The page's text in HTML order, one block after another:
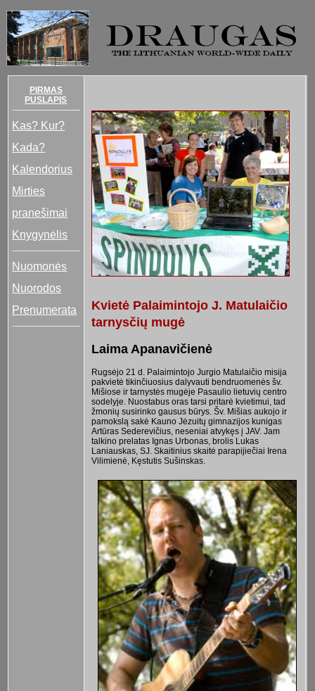
PIRMAS
PUSLAPIS
Kas? Kur?
Kada?
Kalendorius
Mirties
pranešimai
Knygynėlis
Nuomonės
Nuorodos
Prenumerata
Kvietė Palaimintojo J. Matulaičio
tarnysčių mugė
Laima Apanavičienė
Rugsėjo 21 d. Palaimintojo Jurgio Matulaičio misija
pakvietė tikinčiuosius dalyvauti bendruomenės šv.
Mišiose ir tarnystės mugėje Pasaulio lietuvių centro
sodelyje. Nuostabus oras tarsi pritarė kvietimui, tad
žmonių susirinko gausus būrys. Šv. Mišias aukojo ir
pamokslą sakė Kauno Jėzuitų gimnazijos kunigas
Artūras Sederevičius, neseniai atvykęs į JAV. Jam
talkino prelatas Ignas Urbonas, brolis Lukas
Laniauskas, SJ. Skaitinius skaitė parapijiečiai Irena
Vilimienė, Kęstutis Sušinskas.